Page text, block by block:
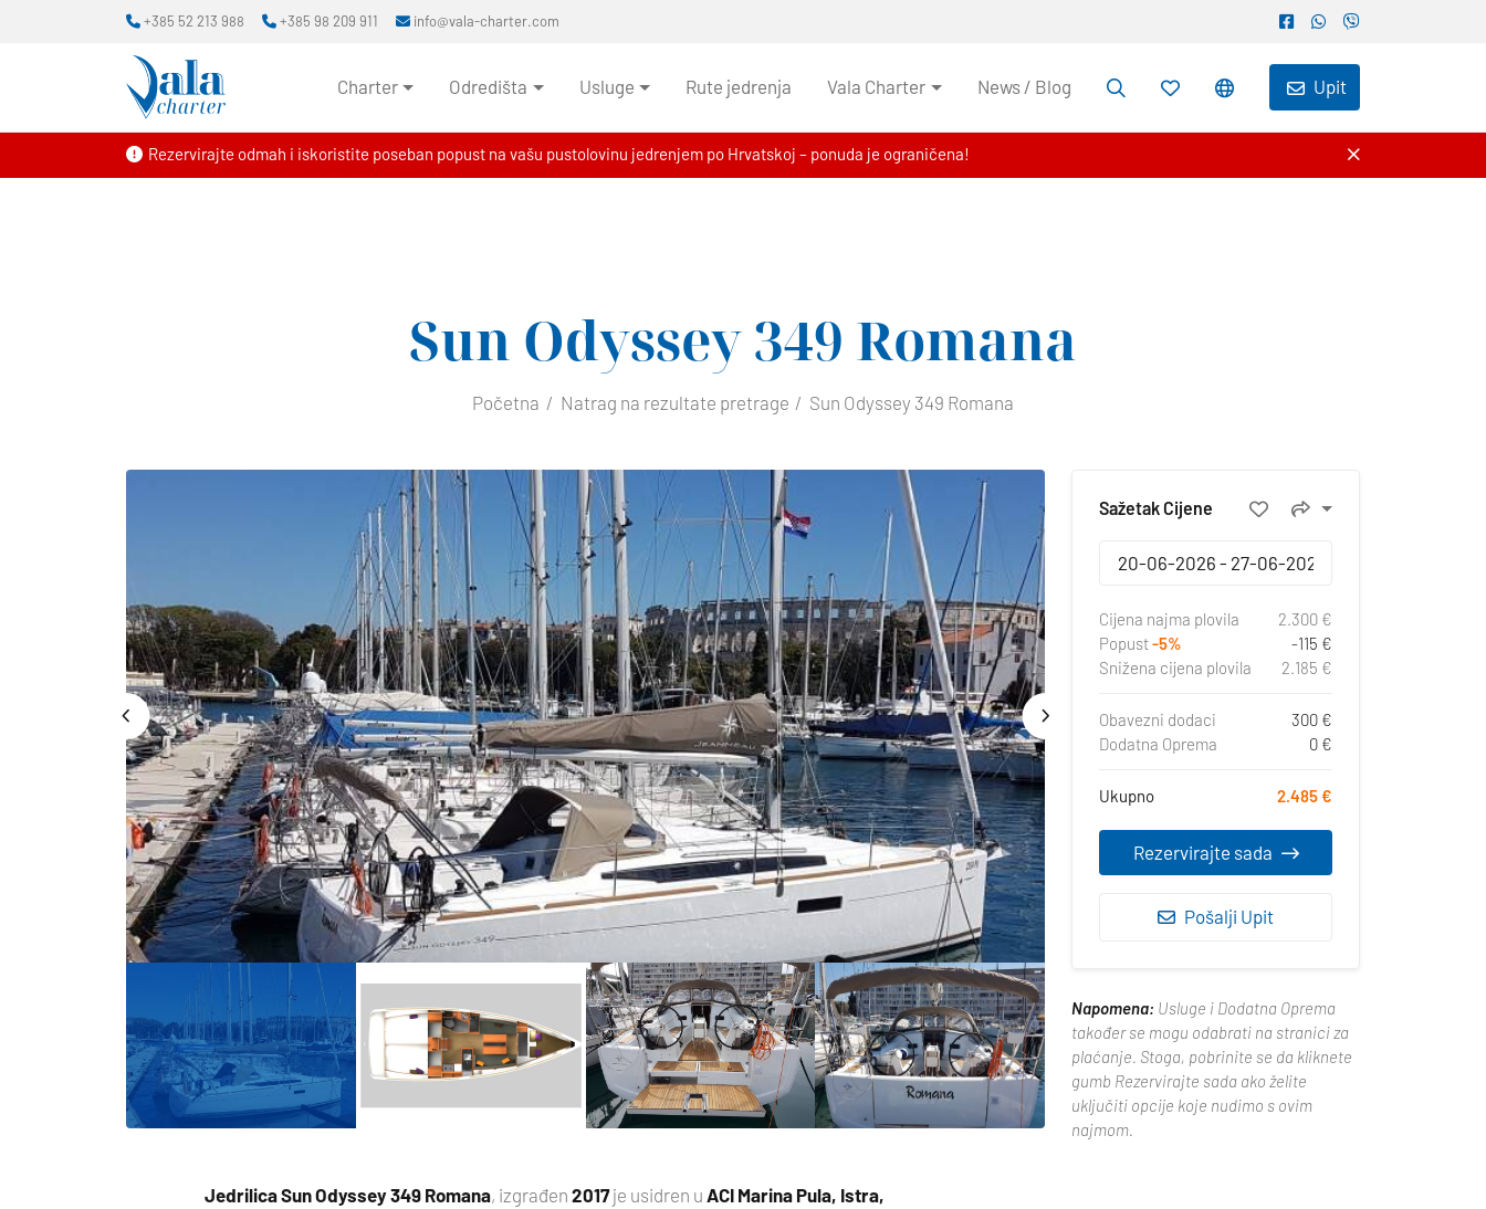
Rezervirajte odmah i iskoristite poseban popust na vašu pustolovinu jedrenjem po Hrvatskoj – ponuda je ograničena!
+385 52 213 988 +385 98 209 911 info@vala-charter.com
Charter Odredišta Usluge Rute jedrenja Vala Charter News / Blog Upit
Sun Odyssey 349 Romana
Početna Natrag na rezultate pretrage Sun Odyssey 349 Romana
JedrilicaSun Odyssey 349 Romana, izgrađen2017je usidren u ACI Marina Pula, Istra,
Sažetak Cijene
Cijena najma plovila
2.300 €
Popust-5%
-115 €
Snižena cijena plovila
2.185 €
Obavezni dodaci
300 €
Dodatna Oprema
0 €
Ukupno 2.485 €
Rezervirajte sada
Pošalji Upit
Napomena: Usluge i Dodatna Oprema
također se mogu odabrati na stranici za
plaćanje. Stoga, pobrinite se da kliknete
gumb Rezervirajte sada ako želite
uključiti opcije koje nudimo s ovim
najmom.